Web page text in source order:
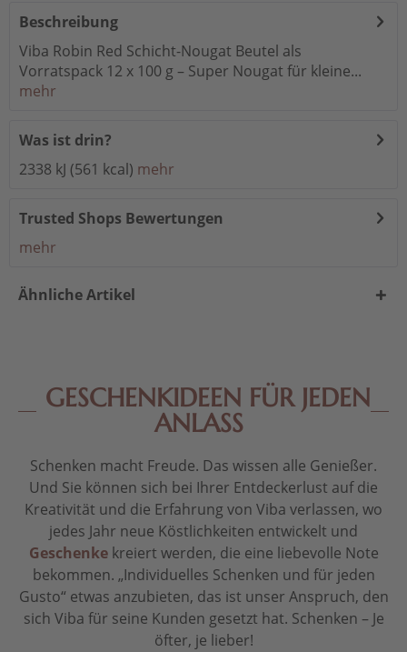
Beschreibung
Viba Robin Red Schicht-Nougat Beutel als
Vorratspack 12 x 100 g – Super Nougat für kleine...
mehr
Was ist drin?
2338 kJ (561 kcal) mehr
Trusted Shops Bewertungen
mehr
Ähnliche Artikel
GESCHENKIDEEN FÜR JEDEN
ANLASS
Schenken macht Freude. Das wissen alle Genießer.
Und Sie können sich bei Ihrer Entdeckerlust auf die
Kreativität und die Erfahrung von Viba verlassen, wo
jedes Jahr neue Köstlichkeiten entwickelt und
Geschenkekreiert werden, die eine liebevolle Note
bekommen. „Individuelles Schenken und für jeden
Gusto“ etwas anzubieten, das ist unser Anspruch, den
sich Viba für seine Kunden gesetzt hat. Schenken – Je
öfter, je lieber!